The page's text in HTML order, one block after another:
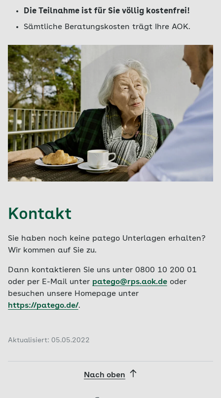
Die Teilnahme ist für Sie völlig kostenfrei!
Sämtliche Beratungskosten trägt Ihre AOK.
Kontakt
Sie haben noch keine patego Unterlagen erhalten?
Wir kommen auf Sie zu.
Dann kontaktieren Sie uns unter 0800 10 200 01
oder per E-Mail unter patego@rps.aok.de oder
besuchen unsere Homepage unter
https://patego.de/.
Aktualisiert: 05.05.2022
Nach oben